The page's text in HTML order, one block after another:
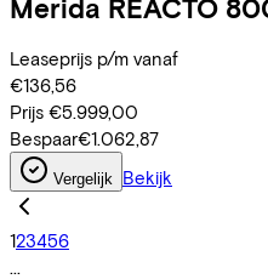
Merida REACTO
Leaseprijs p/m vanaf
€136,56
Prijs €5.999,00
Bespaar€1.062,87
Vergelijk Bekijk
123456
...